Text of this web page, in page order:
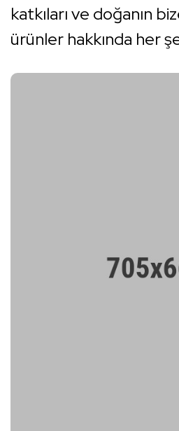
katkıları ve doğanın
ürünler hakkında her